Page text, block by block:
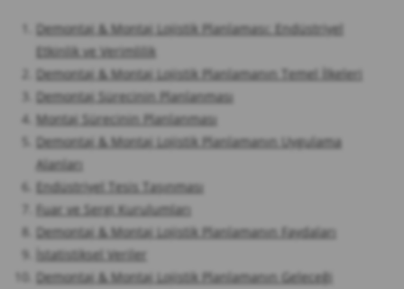
Demontaj & Montaj Lojistik Planlaması: Endüstriyel
Etkinlik ve Verimlilik
Demontaj & Montaj Lojistik Planlamanın Temel İlkeleri
Demontaj Sürecinin Planlanması
Montaj Sürecinin Planlanması
Demontaj & Montaj Lojistik Planlamanın Uygulama
Alanları
Endüstriyel Tesis Taşınması
Fuar ve Sergi Kurulumları
Demontaj & Montaj Lojistik Planlamanın Faydaları
İstatistiksel Veriler
Demontaj & Montaj Lojistik Planlamanın Geleceği